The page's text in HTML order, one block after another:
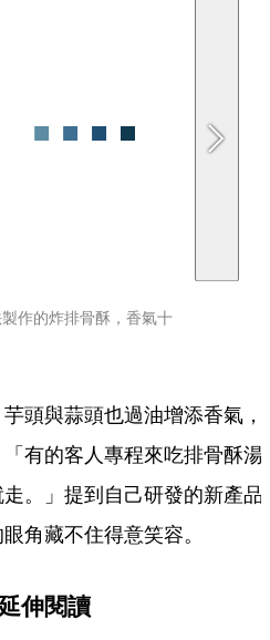
作的炸排骨酥，香氣十
頭與蒜頭也過油增添香氣，
有的客人專程來吃排骨酥湯
。」提到自己研發的新產品
角藏不住得意笑容。
伸閱讀